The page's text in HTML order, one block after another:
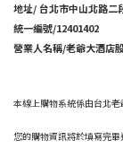
地址/ 台北市中山北路二
統一編號/12401402
營業人名稱/老爺大酒店
本線上購物系統係由台北老
您的購物資訊將於填寫完